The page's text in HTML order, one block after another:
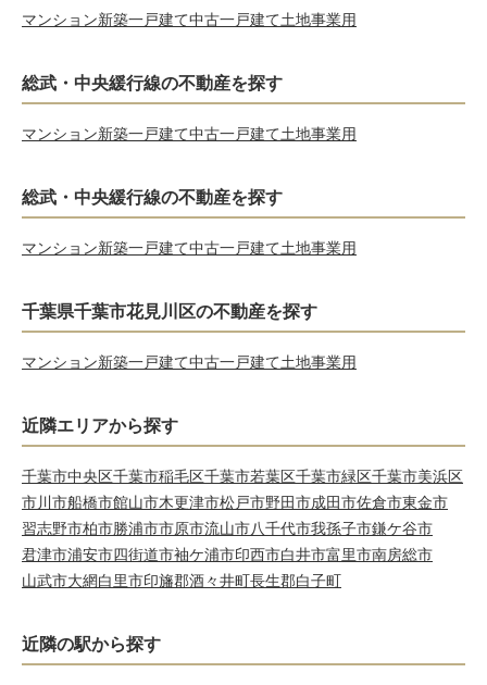
マンション新築一戸建て中古一戸建て土地事業用
総武・中央緩行線の不動産を探す
マンション新築一戸建て中古一戸建て土地事業用
総武・中央緩行線の不動産を探す
マンション新築一戸建て中古一戸建て土地事業用
千葉県千葉市花見川区の不動産を探す
マンション新築一戸建て中古一戸建て土地事業用
近隣エリアから探す
千葉市中央区千葉市稲毛区千葉市若葉区千葉市緑区千葉市美浜区
市川市船橋市館山市木更津市松戸市野田市成田市佐倉市東金市
習志野市柏市勝浦市市原市流山市八千代市我孫子市鎌ケ谷市
君津市浦安市四街道市袖ケ浦市印西市白井市富里市南房総市
山武市大網白里市印旛郡酒々井町長生郡白子町
近隣の駅から探す